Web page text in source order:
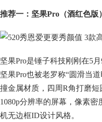
推荐一：坚果Pro（酒红色版）
坚果Pro是锤子科技刚刚在5
坚果Pro也被老罗称“圆滑当
撞金属材质，四周R角打磨
1080p分辨率的屏幕，像素
机无边框ID设计风格。